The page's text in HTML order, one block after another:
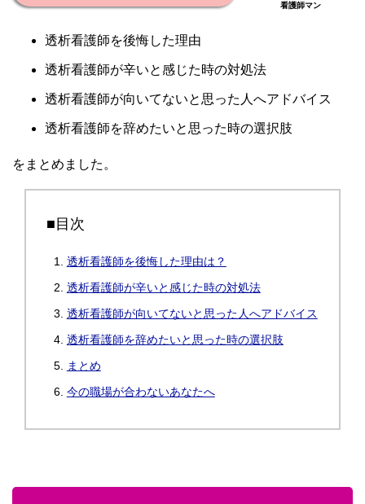
看護師マン
透析看護師を後悔した理由
透析看護師が辛いと感じた時の対処法
透析看護師が向いてないと思った人へアドバイス
透析看護師を辞めたいと思った時の選択肢
をまとめました。
■目次
透析看護師を後悔した理由は？
透析看護師が辛いと感じた時の対処法
透析看護師が向いてないと思った人へアドバイス
透析看護師を辞めたいと思った時の選択肢
まとめ
今の職場が合わないあなたへ